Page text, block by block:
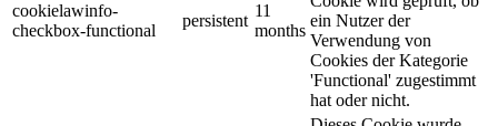
cookielawinfo-
checkbox-functional
persistent
11
months
ein Nutzer der
Verwendung von
Cookies der Kategorie
'Functional' zugestimmt
hat oder nicht.